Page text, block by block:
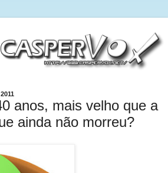
anos, mais velho que a
ainda não morreu?